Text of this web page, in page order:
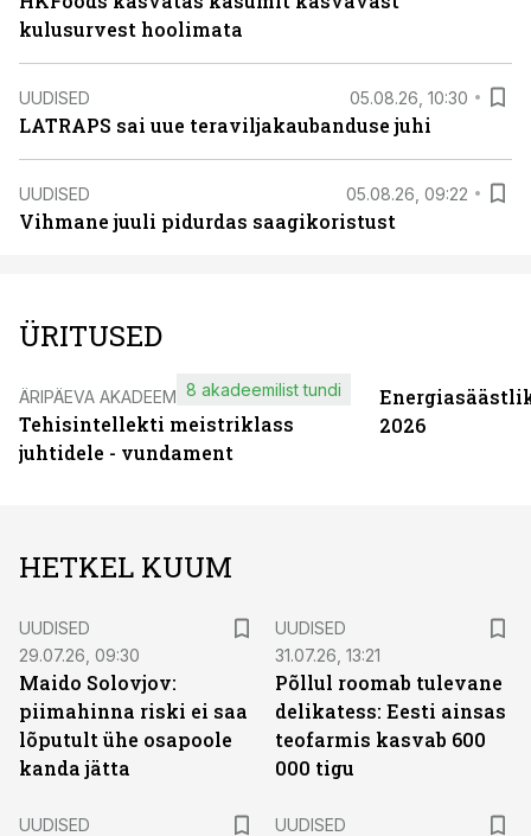
kulusurvest hoolimata
UUDISED 05.08.26, 10:30
LATRAPS sai uue teraviljakaubanduse juhi
UUDISED 05.08.26, 09:22
Vihmane juuli pidurdas saagikoristust
ÜRITUSED
ÄRIPÄEVA AKADEEMIA
Tehisintellekti meistriklass
juhtidele - vundament
8 akadeemilist tundi
2026
HETKEL KUUM
UUDISED
29.07.26, 09:30
Maido Solovjov:
piimahinna riski ei saa
lõputult ühe osapoole
kanda jätta
UUDISED
31.07.26, 13:21
Põllul roomab tulevane
delikatess: Eesti ainsas
teofarmis kasvab 600
000 tigu
UUDISED
UUDISED